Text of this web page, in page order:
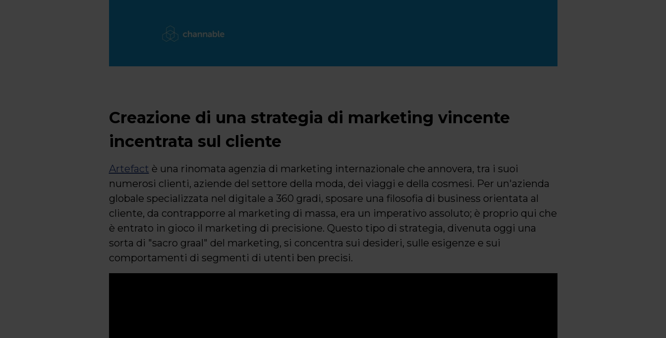
Creazione di una strategia di marketing vincente
incentrata sul cliente
Artefact è una rinomata agenzia di marketing internazionale che annovera, tra i suoi
numerosi clienti, aziende del settore della moda, dei viaggi e della cosmesi. Per un'azienda
globale specializzata nel digitale a 360 gradi, sposare una filosofia di business orientata al
cliente, da contrapporre al marketing di massa, era un imperativo assoluto; è proprio qui che
è entrato in gioco il marketing di precisione. Questo tipo di strategia, divenuta oggi una
sorta di "sacro graal" del marketing, si concentra sui desideri, sulle esigenze e sui
comportamenti di segmenti di utenti ben precisi.